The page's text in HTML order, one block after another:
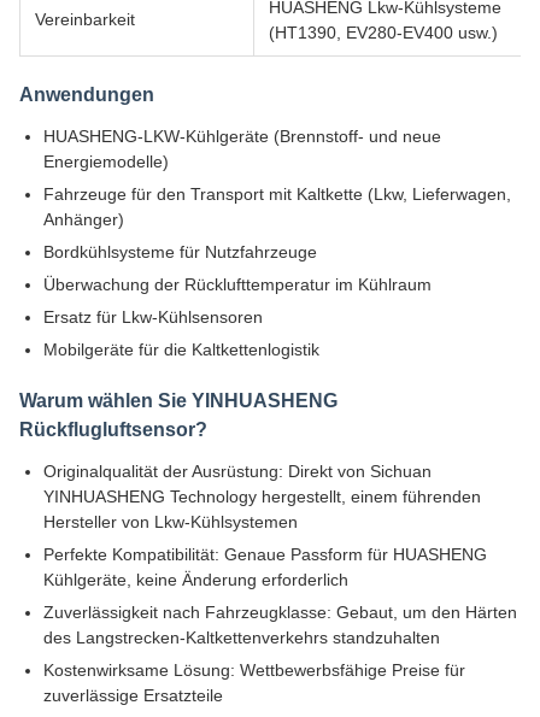
Vereinbarkeit
HUASHENG Lkw-Kühlsysteme
(HT1390, EV280-EV400 usw.)
Anwendungen
HUASHENG-LKW-Kühlgeräte (Brennstoff- und neue
Energiemodelle)
Fahrzeuge für den Transport mit Kaltkette (Lkw, Lieferwagen,
Anhänger)
Bordkühlsysteme für Nutzfahrzeuge
Überwachung der Rücklufttemperatur im Kühlraum
Ersatz für Lkw-Kühlsensoren
Mobilgeräte für die Kaltkettenlogistik
Warum wählen Sie YINHUASHENG
Rückflugluftsensor?
Originalqualität der Ausrüstung: Direkt von Sichuan
YINHUASHENG Technology hergestellt, einem führenden
Hersteller von Lkw-Kühlsystemen
Perfekte Kompatibilität: Genaue Passform für HUASHENG
Kühlgeräte, keine Änderung erforderlich
Zuverlässigkeit nach Fahrzeugklasse: Gebaut, um den Härten
des Langstrecken-Kaltkettenverkehrs standzuhalten
Kostenwirksame Lösung: Wettbewerbsfähige Preise für
zuverlässige Ersatzteile